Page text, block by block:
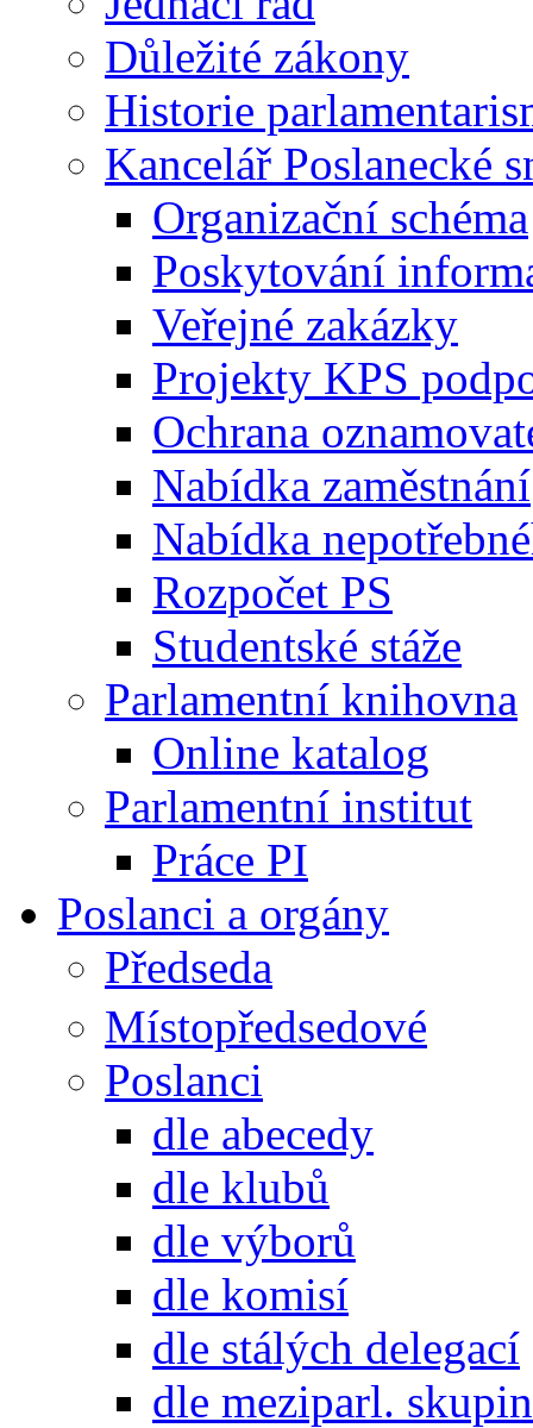
Důležité zákony
Historie
Kancelář Poslanecké
Organizační schéma
Poskytování
Veřejné zakázky
Projekty KPS
Ochrana
Nabídka zaměstnání
Nabídka
Rozpočet PS
Studentské stáže
Parlamentní knihovna
Online katalog
Parlamentní institut
Práce PI
Poslanci a orgány
Předseda
Místopředsedové
Poslanci
dle abecedy
dle klubů
dle výborů
dle komisí
dle stálých delegací
dle meziparl. skupin